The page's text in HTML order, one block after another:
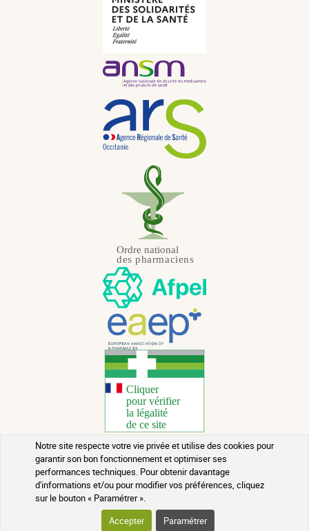
Notre site respecte votre vie privée et utilise des cookies pour
garantir son bon fonctionnement et optimiser ses
performances techniques. Pour obtenir davantage
d'informations et/ou pour modifier vos préférences, cliquez
sur le bouton « Paramétrer ».
Accepter
Paramétrer
Néerlandais
Portugais
Copyright 2026 - Tous droits réservés
Conseils santé au naturel